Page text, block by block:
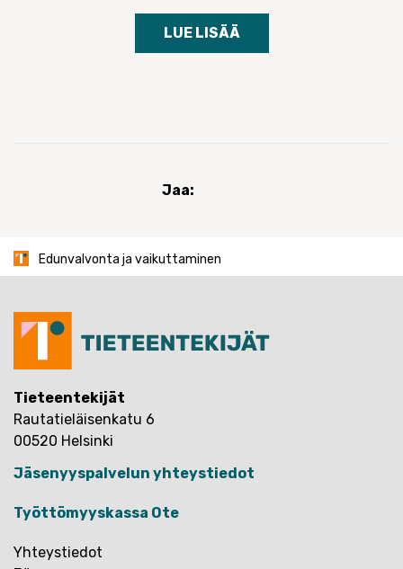
LUE LISÄÄ
Jaa:
Edunvalvonta ja vaikuttaminen
Tieteentekijät
Rautatieläisenkatu 6
00520 Helsinki
Jäsenyyspalvelun yhteystiedot
Työttömyyskassa Ote
Yhteystiedot